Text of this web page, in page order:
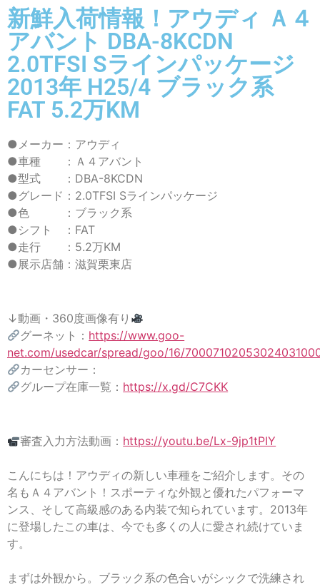
新鮮入荷情報！アウディ Ａ４
アバント DBA-8KCDN
2.0TFSI Sラインパッケージ
2013年 H25/4 ブラック系
FAT 5.2万KM
●メーカー：アウディ
●車種 ：Ａ４アバント
●型式 ：DBA-8KCDN
●グレード：2.0TFSI Sラインパッケージ
●色 ：ブラック系
●シフト ：FAT
●走行 ：5.2万KM
●展示店舗：滋賀栗東店
↓動画・360度画像有り
グーネット： https://www.goo-
net.com/usedcar/spread/goo/16/
カーセンサー：
グループ在庫一覧： https://x.gd/C7CKK
審査入力方法動画： https://youtu.be/Lx-9jp1tPIY
こんにちは！アウディの新しい車種をご紹介します。その
名もＡ４アバント！スポーティな外観と優れたパフォーマ
ンス、そして高級感のある内装で知られています。2013年
に登場したこの車は、今でも多くの人に愛され続けていま
す。
まずは外観から。ブラック系の色合いがシックで洗練され